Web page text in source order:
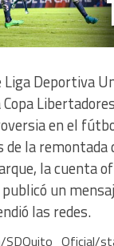
Liga Deportiva
en el
la remontada
la cuenta
un
las redes.